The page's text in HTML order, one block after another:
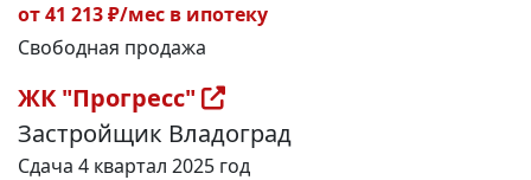
от 41 213 ₽/мес в ипотеку
Свободная продажа
ЖК "Прогресс"
Застройщик Владоград
Сдача 4 квартал 2025 год